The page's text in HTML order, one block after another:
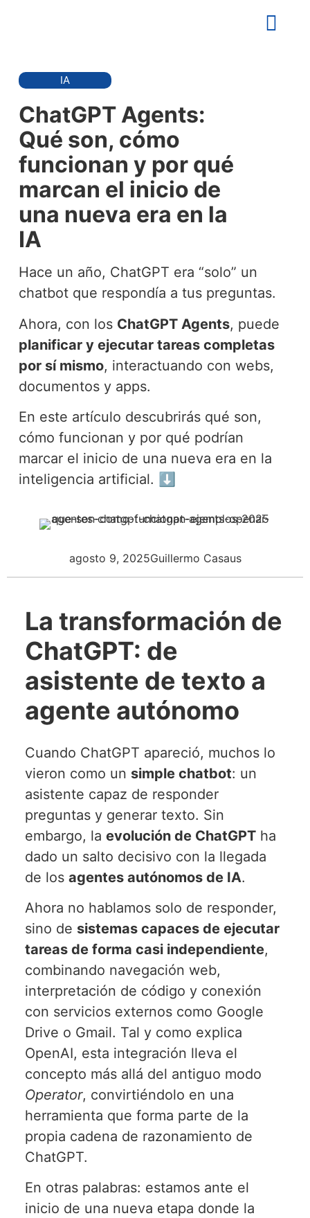
IA
ChatGPT Agents:
Qué son, cómo
funcionan y por qué
marcan el inicio de
una nueva era en la
IA
Hace un año, ChatGPT era “solo” un
chatbot que respondía a tus preguntas.
Ahora, con los ChatGPT Agents, puede
planificar y ejecutar tareas completas
por sí mismo, interactuando con webs,
documentos y apps.
En este artículo descubrirás qué son,
cómo funcionan y por qué podrían
marcar el inicio de una nueva era en la
inteligencia artificial. ⬇️
agosto 9, 2025Guillermo Casaus
La transformación de
ChatGPT: de
asistente de texto a
agente autónomo
Cuando ChatGPT apareció, muchos lo
vieron como un simple chatbot: un
asistente capaz de responder
preguntas y generar texto. Sin
embargo, la evolución de ChatGPTha
dado un salto decisivo con la llegada
de los agentes autónomos de IA.
Ahora no hablamos solo de responder,
sino de sistemas capaces de ejecutar
tareas de forma casi independiente,
combinando navegación web,
interpretación de código y conexión
con servicios externos como Google
Drive o Gmail. Tal y como explica
OpenAI, esta integración lleva el
concepto más allá del antiguo modo
Operator, convirtiéndolo en una
herramienta que forma parte de la
propia cadena de razonamiento de
ChatGPT.
En otras palabras: estamos ante el
inicio de una nueva etapa donde la